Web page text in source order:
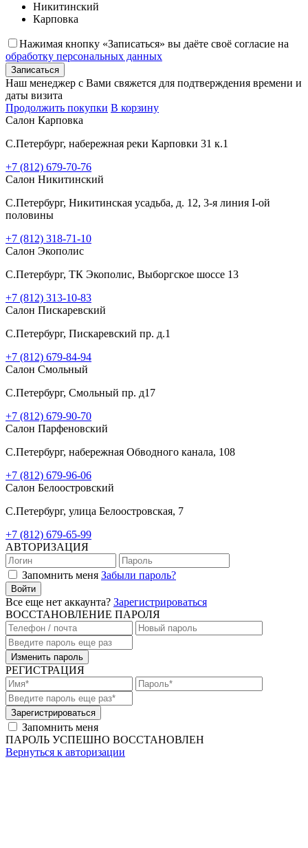
Никитинский
Карповка
Нажимая кнопку «Записаться» вы даёте своё согласие на
обработку персональных данных
Записаться
Наш менеджер с Вами свяжется для подтверждения времени и
даты визита
Продолжить покупки В корзину
Салон Карповка
C.Петербург, набережная реки Карповки 31 к.1
+7 (812) 679-70-76
Салон Никитинский
C.Петербург, Никитинская усадьба, д. 12, 3-я линия I-ой
половины
+7 (812) 318-71-10
Салон Экополис
C.Петербург, ТК Экополис, Выборгское шоссе 13
+7 (812) 313-10-83
Салон Пискаревский
C.Петербург, Пискаревский пр. д.1
+7 (812) 679-84-94
Салон Смольный
C.Петербург, Смольный пр. д17
+7 (812) 679-90-70
Салон Парфеновский
C.Петербург, набережная Обводного канала, 108
+7 (812) 679-96-06
Салон Белоостровский
C.Петербург, улица Белоостровская, 7
+7 (812) 679-65-99
АВТОРИЗАЦИЯ
Запомнить меня Забыли пароль?
Войти
Все еще нет аккаунта? Зарегистрироваться
ВОССТАНОВЛЕНИЕ ПАРОЛЯ
Изменить пароль
РЕГИСТРАЦИЯ
Зарегистрироваться
Запомнить меня
ПАРОЛЬ УСПЕШНО ВОССТАНОВЛЕН
Вернуться к авторизации